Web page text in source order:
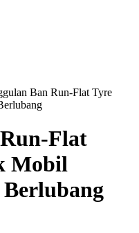
Ban Run-Flat Tyre
Flat
Mobil